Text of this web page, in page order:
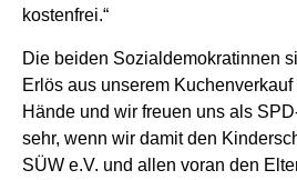
kostenfrei.“
Die beiden Sozialdemokratinnen
Erlös aus unserem
Hände und wir freuen uns als
sehr, wenn wir damit den
SÜW e.V. und allen voran den